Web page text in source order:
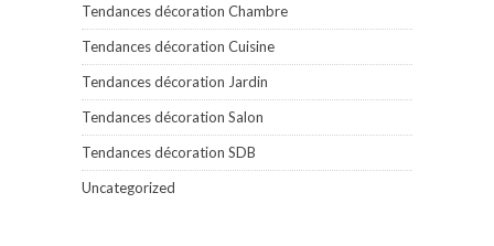
Tendances décoration Chambre
Tendances décoration Cuisine
Tendances décoration Jardin
Tendances décoration Salon
Tendances décoration SDB
Uncategorized